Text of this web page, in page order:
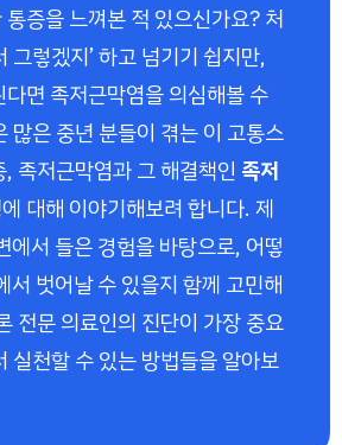
증을 느껴본 적 있으신가요? 처
그렇겠지’ 하고 넘기기 쉽지만,
면 족저근막염을 의심해볼 수
많은 중년 분들이 겪는 이 고통스
족저근막염과 그 해결책인 족저
에 대해 이야기해보려 합니다. 제
에서 들은 경험을 바탕으로, 어떻
서 벗어날 수 있을지 함께 고민해
전문 의료인의 진단이 가장 중요
실천할 수 있는 방법들을 알아보